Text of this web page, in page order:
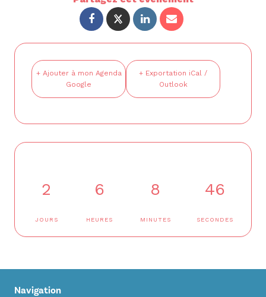
+ Ajouter à mon Agenda
Google
+ Exportation iCal /
Outlook
2
JOURS
6
HEURES
8
MINUTES
45
SECONDES
Navigation